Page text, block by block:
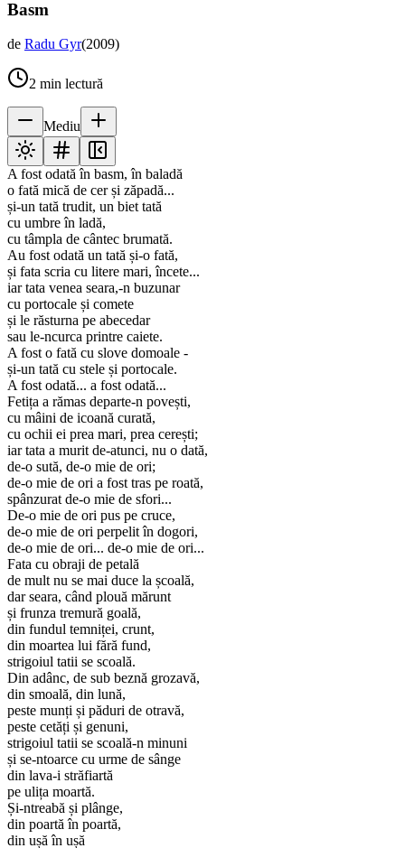
Basm
de Radu Gyr(2009)
2 min lectură
Mediu
A fost odată în basm, în baladă
o fată mică de cer și zăpadă...
și-un tată trudit, un biet tată
cu umbre în ladă,
cu tâmpla de cântec brumată.
Au fost odată un tată și-o fată,
și fata scria cu litere mari, încete...
iar tata venea seara,-n buzunar
cu portocale și comete
și le răsturna pe abecedar
sau le-ncurca printre caiete.
A fost o fată cu slove domoale -
și-un tată cu stele și portocale.
A fost odată... a fost odată...
Fetița a rămas departe-n povești,
cu mâini de icoană curată,
cu ochii ei prea mari, prea cerești;
iar tata a murit de-atunci, nu o dată,
de-o sută, de-o mie de ori;
de-o mie de ori a fost tras pe roată,
spânzurat de-o mie de sfori...
De-o mie de ori pus pe cruce,
de-o mie de ori perpelit în dogori,
de-o mie de ori... de-o mie de ori...
Fata cu obraji de petală
de mult nu se mai duce la școală,
dar seara, când plouă mărunt
și frunza tremură goală,
din fundul temniței, crunt,
din moartea lui fără fund,
strigoiul tatii se scoală.
Din adânc, de sub beznă grozavă,
din smoală, din lună,
peste munți și păduri de otravă,
peste cetăți și genuni,
strigoiul tatii se scoală-n minuni
și se-ntoarce cu urme de sânge
din lava-i străfiartă
pe ulița moartă.
Și-ntreabă și plânge,
din poartă în poartă,
din ușă în ușă